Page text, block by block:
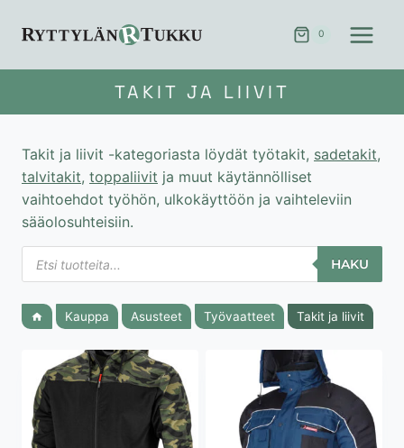
sisältöön
0
TAKIT JA LIIVIT
Takit ja liivit -kategoriasta löydät työtakit, sadetakit,
talvitakit, toppaliivit ja muut käytännölliset
vaihtoehdot työhön, ulkokäyttöön ja vaihteleviin
sääolosuhteisiin.
Products
search
HAKU
Kauppa Asusteet Työvaatteet Takit ja liivit